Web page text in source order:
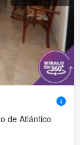
de Atlántico